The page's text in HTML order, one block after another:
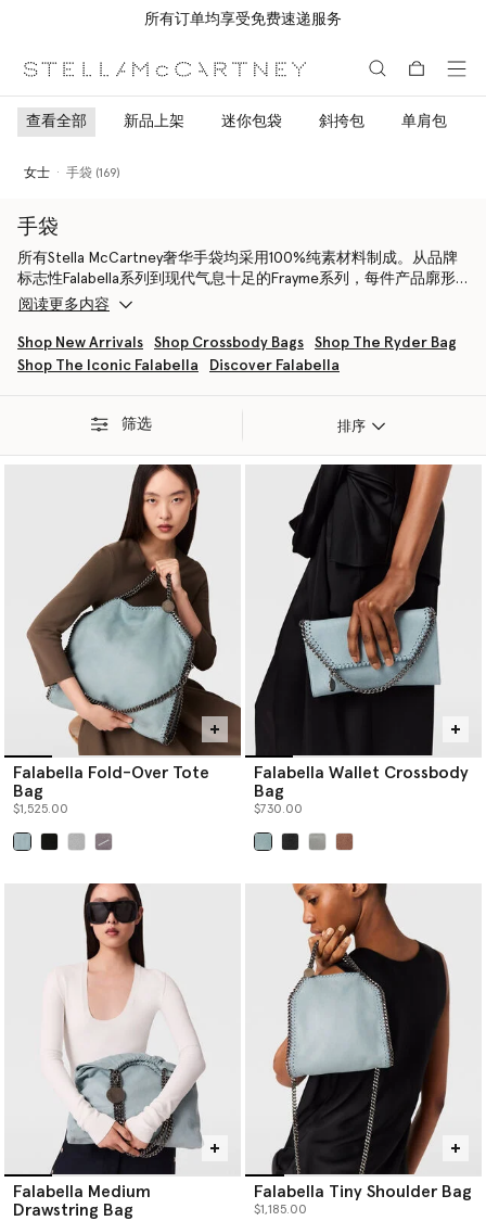
所有订单均享受免费速递服务
查看全部 新品上架 迷你包袋 斜挎包 单肩包
女士 手袋 (169)
手袋
所有Stella McCartney奢华手袋均采用100%纯素材料制成。从品牌
标志性Falabella系列到现代气息十足的Frayme系列，每件产品廓形
均由意大利工匠采用环保材料手工制成——在使得动物免受杀戮的同
旨在保护大自然。
用新一代创新材料，从而创造出我们所熟知和喜爱且极具辨识度的
Frayme手袋款式大胆，为Stella McCartney的经典品牌元素注入活
力。Frayme系列别具一格，超大的链条或锁缝细节勾勒优美轮廓，
而夸张的徽章灵感则来自于品牌标志性Falabella系列。
Stella McCartney Logo手袋作为奢华纯素手袋系列，色调充满活
力，但又经久耐用，体现永恒态度。从Stella Logo单肩包到Stella
Logo托特包，总有一款Logo手袋能轻松为任何造型锦上添花。
请在下方选购Stella McCartney奢华设计师托特包、设计师斜挎包、
设计师单肩包、设计师迷你手袋以及更多女士手袋。
阅读更多内容
Shop New Arrivals Shop Crossbody Bags
Shop The Ryder Bag
Shop The Iconic Falabella
Discover Falabella
筛选 排序
Falabella Fold-Over Tote
Bag
$1,525.00
Falabella Wallet Crossbody
Bag
$730.00
Falabella Medium
Drawstring Bag
Falabella Tiny Shoulder Bag
$1,185.00